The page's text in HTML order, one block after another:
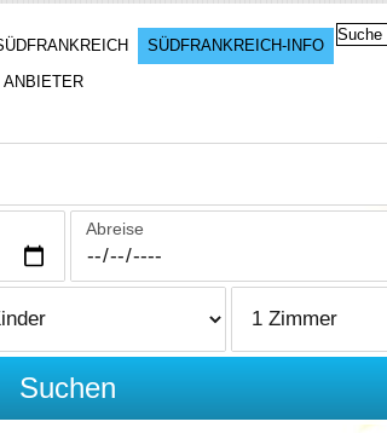
SÜDFRANKREICH-INFO
ANBIETER
Abreise
Suchen